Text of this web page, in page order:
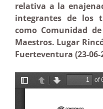
relativa a la
integrantes de los
como Comunidad
Maestros. Lugar
Fuerteventura (23-06-